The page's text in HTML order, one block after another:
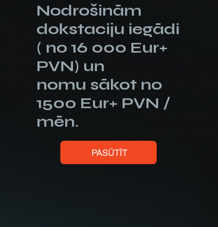
Nodrošinām
dokstaciju iegādi
( no 16 000 Eur+
PVN) un
nomu sākot no
1500 Eur+ PVN /
mēn.
PASŪTĪT